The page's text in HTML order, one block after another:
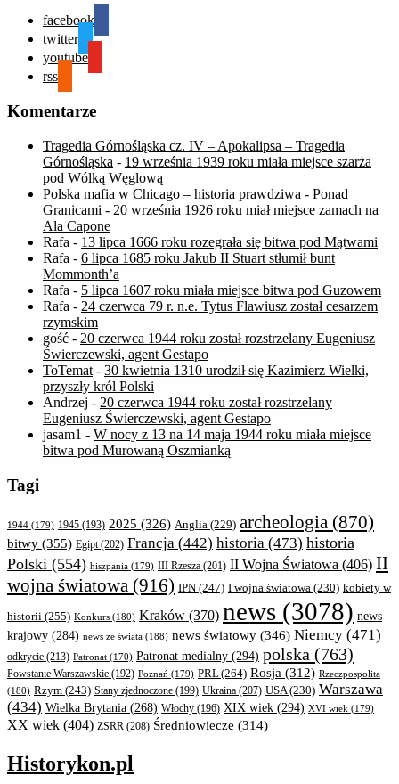
facebook
twitter
youtube
rss
Komentarze
Tragedia Górnośląska cz. IV – Apokalipsa – Tragedia
Górnośląska - 19 września 1939 roku miała miejsce szarża
pod Wólką Węglową
Polska mafia w Chicago – historia prawdziwa - Ponad
Granicami - 20 września 1926 roku miał miejsce zamach na
Ala Capone
Rafa - 13 lipca 1666 roku rozegrała się bitwa pod Mątwami
Rafa - 6 lipca 1685 roku Jakub II Stuart stłumił bunt
Mommonth’a
Rafa - 5 lipca 1607 roku miała miejsce bitwa pod Guzowem
Rafa - 24 czerwca 79 r. n.e. Tytus Flawiusz został cesarzem
rzymskim
gość - 20 czerwca 1944 roku został rozstrzelany Eugeniusz
Świerczewski, agent Gestapo
ToTemat - 30 kwietnia 1310 urodził się Kazimierz Wielki,
przyszły król Polski
Andrzej - 20 czerwca 1944 roku został rozstrzelany
Eugeniusz Świerczewski, agent Gestapo
jasam1 - W nocy z 13 na 14 maja 1944 roku miała miejsce
bitwa pod Murowaną Oszmianką
Tagi
1944 (179) 1945 (193) 2025 (326) Anglia (229) archeologia (870)
bitwy (355) Egipt(202) Francja (442) historia (473) historia
Polski (554) hiszpania (179) III Rzesza (201) II Wojna Światowa (406) II
wojna światowa (916) IPN (247) I wojna światowa (230) kobiety w
historii (255) Konkurs (180) Kraków (370) news (3078) news
krajowy (284) news ze świata (188) news światowy (346) Niemcy (471)
odkrycie (213) Patronat (170) Patronat medialny (294) polska (763)
Powstanie Warszawskie (192) Poznań (179) PRL(264) Rosja (312) Rzeczpospolita
(180) Rzym (243) Stany zjednoczone (199) Ukraina (207) USA(230) Warszawa
(434) Wielka Brytania (268) Włochy (196) XIX wiek (294) XVI wiek (179)
XX wiek (404) ZSRR (208) Średniowiecze (314)
Historykon.pl